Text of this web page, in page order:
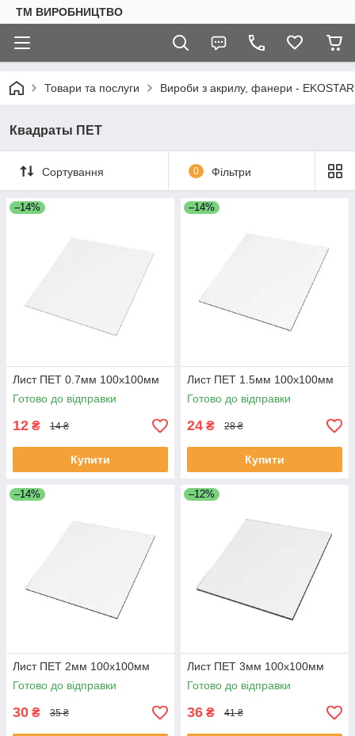
ТМ ВИРОБНИЦТВО
Товари та послуги Вироби з акрилу, фанери - EKOSTAR
Квадраты ПЕТ
Сортування 0 Фільтри
–14%
Лист ПЕТ 0.7мм 100х100мм
Готово до відправки
12 ₴ 14 ₴
Купити
–14%
Лист ПЕТ 1.5мм 100х100мм
Готово до відправки
24 ₴ 28 ₴
Купити
–14%
Лист ПЕТ 2мм 100х100мм
Готово до відправки
30 ₴ 35 ₴
–12%
Лист ПЕТ 3мм 100х100мм
Готово до відправки
36 ₴ 41 ₴